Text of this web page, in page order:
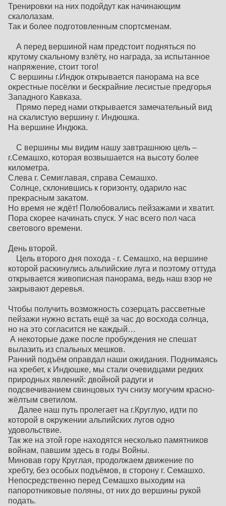
Тренировки на них подойдут как начинающим
скалолазам.
Так и более подготовленным спортсменам.
А перед вершиной нам предстоит подняться по
крутому скальному взлёту, но награда, за испытанное
напряжение, стоит того!
С вершины г.Индюк открывается панорама на все
окрестные посёлки и бескрайние лесистые предгорья
Западного Кавказа.
Прямо перед нами открывается замечательный вид
на скалистую вершину г. Индюшка.
На вершине Индюка.
С вершины мы видим нашу завтрашнюю цель –
г.Семашхо, которая возвышается на высоту более
километра.
Слева г. Семиглавая, справа Семашхо.
Солнце, склонившись к горизонту, одарило нас
прекрасным закатом.
Но время не ждёт! Полюбовались пейзажами и хватит.
Пора скорее начинать спуск. У нас всего пол часа
светового времени.
День второй.
Цель второго дня похода - г. Семашхо, на вершине
которой раскинулись альпийские луга и поэтому оттуда
открывается живописная панорама, ведь наш взор не
закрывают деревья.
Чтобы получить возможность созерцать рассветные
пейзажи нужно встать ещё за час до восхода солнца,
но на это согласится не каждый…
А некоторые даже после пробуждения не спешат
вылазить из спальных мешков.
Ранний подъём оправдал наши ожидания. Поднимаясь
на хребет, к Индюшке, мы стали очевидцами редких
природных явлений: двойной радуги и
подсвечиванием свинцовых туч снизу могучим красно-
жёлтым светилом.
Далее наш путь пролегает на г.Круглую, идти по
которой в окружении альпийских лугов одно
удовольствие.
Так же на этой горе находятся несколько памятников
войнам, павшим здесь в годы Войны.
Миновав гору Круглая, продолжаем движение по
хребту, без особых подъёмов, в сторону г. Семашхо.
Непосредственно перед Семашхо выходим на
папоротниковые поляны, от них до вершины рукой
подать.